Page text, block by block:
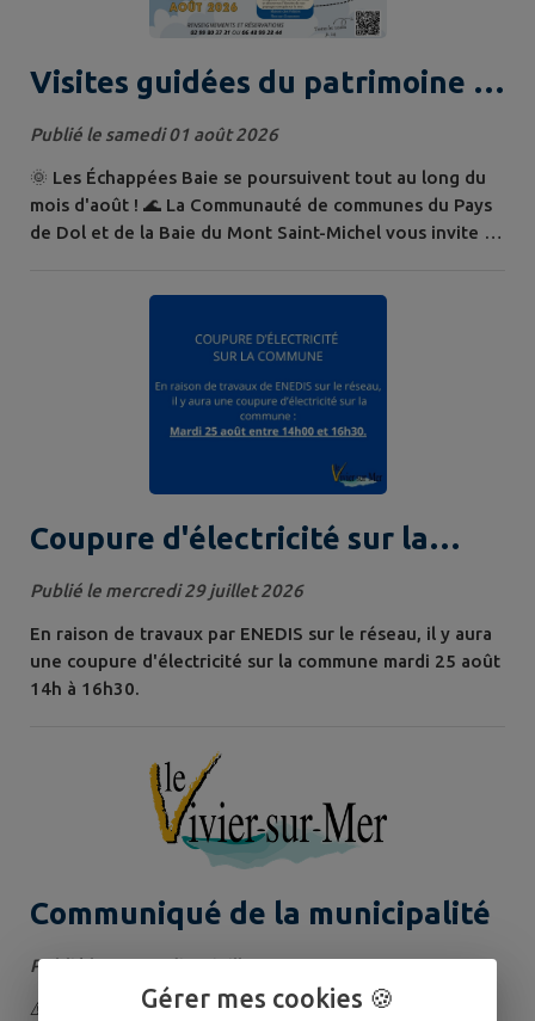
Visites guidées du patrimoine –
Échappées Baie d'août
Publié le samedi 01 août 2026
🌞 Les Échappées Baie se poursuivent tout au long du
mois d'août ! 🌊 La Communauté de communes du Pays
de Dol et de la Baie du Mont Saint-Michel vous invite à
les publics : habitants du territoire, touristes,
Coupure d'électricité sur la
commune
Publié le mercredi 29 juillet 2026
En raison de travaux par ENEDIS sur le réseau, il y aura
une coupure d'électricité sur la commune mardi 25 août
14h à 16h30.
Communiqué de la municipalité
Publié le mercredi 29 juillet 2026
⚠️ Communiqué de la Municipalité Depuis le début des
Gérer mes cookies 🍪